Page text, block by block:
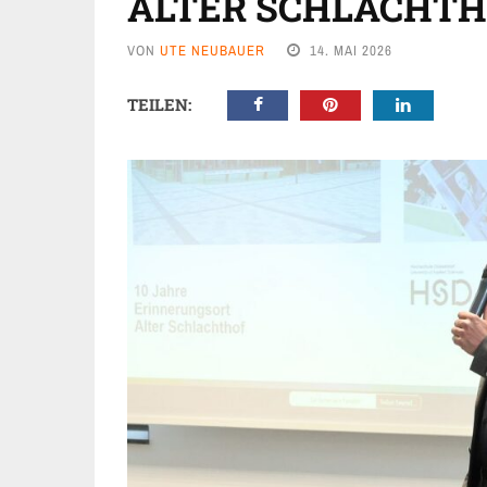
VON UTE NEUBAUER 14. MAI 2026
TEILEN: